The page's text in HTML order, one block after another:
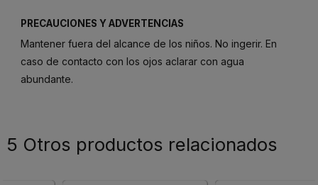
PRECAUCIONES Y ADVERTENCIAS
Mantener fuera del alcance de los niños. No ingerir. En
caso de contacto con los ojos aclarar con agua
abundante.
5 Otros productos relacionados